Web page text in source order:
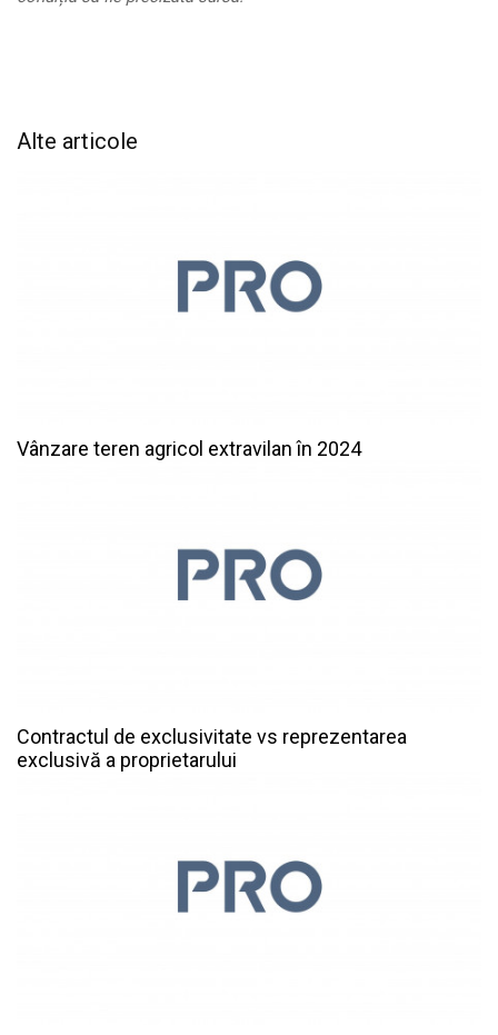
Alte articole
Vânzare teren agricol extravilan în 2024
Contractul de exclusivitate vs reprezentarea
exclusivă a proprietarului